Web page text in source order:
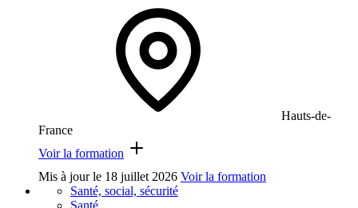
Hauts-de-
France
Voir la formation
Mis à jour le 18 juillet 2026 Voir la formation
Santé, social, sécurité
Santé